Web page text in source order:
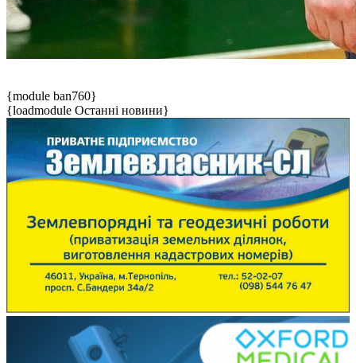
{module ban760}
{loadmodule Останні новини}